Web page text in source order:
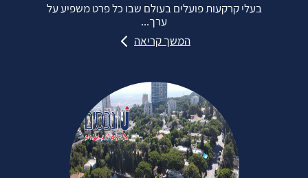
בעלי קרקעות פועלים בעולם שבו כל פרט משפיע על
ערך...
המשך קריאה